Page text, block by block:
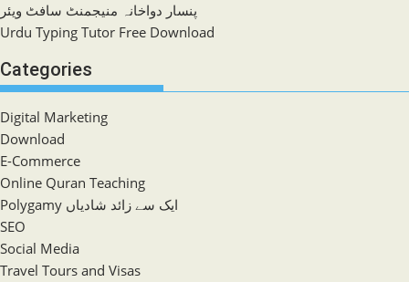
پنسار دواخانہ منیجمنٹ سافٹ ویئر
Urdu Typing Tutor Free Download
Categories
Digital Marketing
Download
E-Commerce
Online Quran Teaching
Polygamy ایک سے زائد شادیاں
SEO
Social Media
Travel Tours and Visas